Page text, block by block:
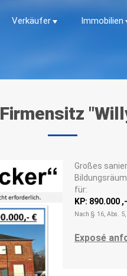
Verkäufer Immobilien
Firmensitz
Großes
für:
KP: 890.000
Nach § 16, Abs.
Exposé